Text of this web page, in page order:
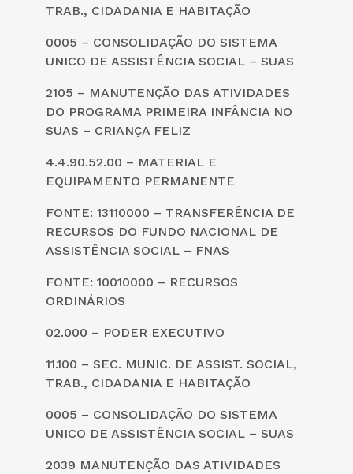
TRAB., CIDADANIA E HABITAÇÃO
0005 – CONSOLIDAÇÃO DO SISTEMA
UNICO DE ASSISTÊNCIA SOCIAL – SUAS
2105 – MANUTENÇÃO DAS ATIVIDADES
DO PROGRAMA PRIMEIRA INFÂNCIA NO
SUAS – CRIANÇA FELIZ
4.4.90.52.00 – MATERIAL E
EQUIPAMENTO PERMANENTE
FONTE: 13110000 – TRANSFERÊNCIA DE
RECURSOS DO FUNDO NACIONAL DE
ASSISTÊNCIA SOCIAL – FNAS
FONTE: 10010000 – RECURSOS
ORDINÁRIOS
02.000 – PODER EXECUTIVO
11.100 – SEC. MUNIC. DE ASSIST. SOCIAL,
TRAB., CIDADANIA E HABITAÇÃO
0005 – CONSOLIDAÇÃO DO SISTEMA
UNICO DE ASSISTÊNCIA SOCIAL – SUAS
2039 MANUTENÇÃO DAS ATIVIDADES